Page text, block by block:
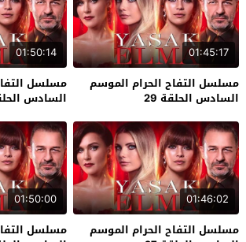
01:45:17
مسلسل التفاح الحرام الموسم
السادس الحلقة 29
01:50:14
مسلسل
السادس
01:46:02
مسلسل التفاح الحرام الموسم
01:50:00
مسلسل